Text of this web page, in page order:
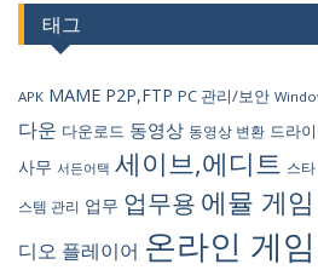
태그
APK MAME P2P,FTP PC 관리/보안
다운 다운로드 동영상 동영상 변환 드라
사무 서든어택 세이브,에디트 스타
스템 관리 업무 업무용 에뮬 게임
디오 플레이어 온라인 게임